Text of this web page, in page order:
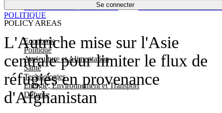
Se connecter
POLICY AREAS
Economie
Politique
Agriculture et Alimentation
Santé
Technologies
Energie, Environnement et Transport
Défense
Économie
L'Autriche mise sur l'Asie
centrale pour limiter le flux de
réfugiés en provenance
d'Afghanistan
POLITIQUE